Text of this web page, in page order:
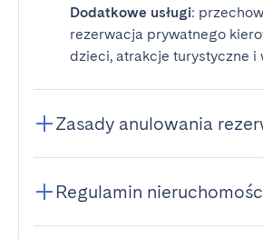
Dodatkowe usługi:
rezerwacja prywatnego
dzieci, atrakcje turystyczne i
Zasady anulowania
Regulamin